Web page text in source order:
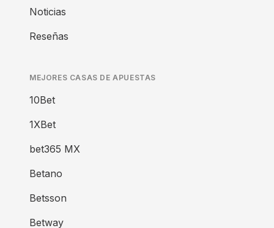
Noticias
Reseñas
MEJORES CASAS DE APUESTAS
10Bet
1XBet
bet365 MX
Betano
Betsson
Betway